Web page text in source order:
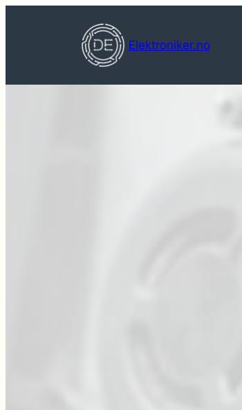
Elektroniker.no